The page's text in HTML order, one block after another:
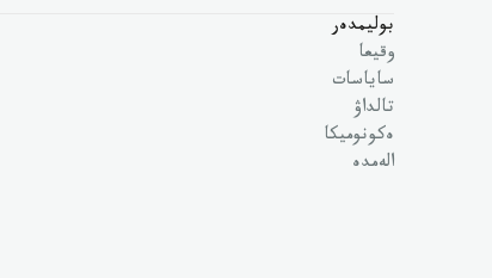
بوليمدەر
وقيعا
ساياسات
تالداۋ
ەكونوميكا
الەمدە